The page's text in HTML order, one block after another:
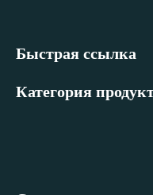
Быстрая ссылка
Категория